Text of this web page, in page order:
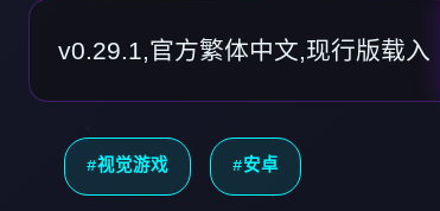
v0.29.1,官方繁体中文,现行版载入
#视觉游戏 #安卓